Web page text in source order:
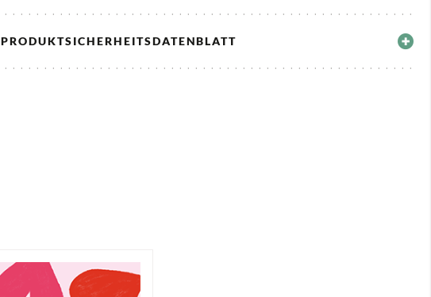
PRODUKTSICHERHEITSDATENBLATT